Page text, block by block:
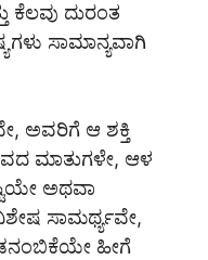
ಕೆಲವು ದುರಂತ
ಸಾಮಾನ್ಯವಾಗಿ
ಅವರಿಗೆ ಆ ಶಕ್ತಿ
ಮಾತುಗಳೇ, ಆಳ
ಅಥವಾ
ಸಾಮರ್ಥ್ಯವೇ,
ಹೀಗೆ